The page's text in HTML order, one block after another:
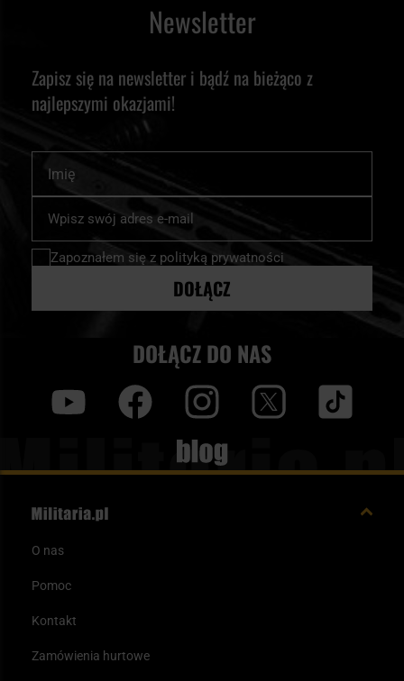
Newsletter
Zapisz się na newsletter i bądź na bieżąco z
najlepszymi okazjami!
nasz
newsletter:
Zapoznałem się z polityką prywatności
DOŁĄCZ
DOŁĄCZ DO NAS
Blog
O nas
Pomoc
Kontakt
Zamówienia hurtowe